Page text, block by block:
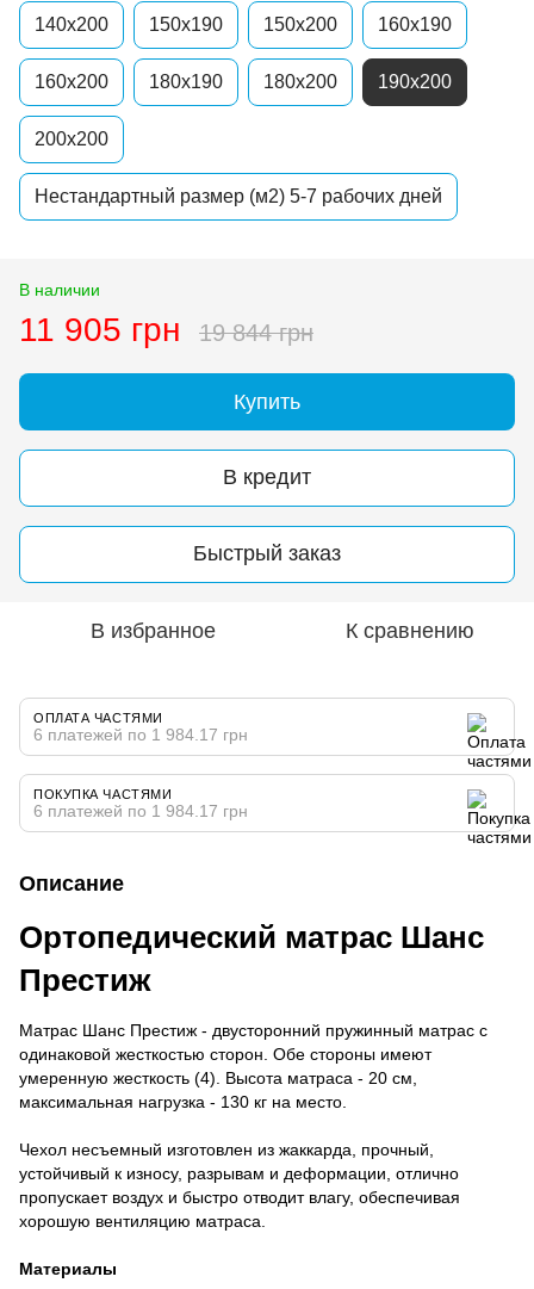
140x200 150x190 150x200 160x190
160x200 180x190 180x200 190х200
200x200
Нестандартный размер (м2) 5-7 рабочих дней
В наличии
11 905 грн 19 844 грн
Купить
В кредит
Быстрый заказ
В избранное К сравнению
ОПЛАТА ЧАСТЯМИ
6 платежей по 1 984.17 грн
ПОКУПКА ЧАСТЯМИ
6 платежей по 1 984.17 грн
Описание
Ортопедический матрас Шанс
Престиж
Матрас Шанс Престиж - двусторонний пружинный матрас с
одинаковой жесткостью сторон. Обе стороны имеют
умеренную жесткость (4). Высота матраса - 20 см,
максимальная нагрузка - 130 кг на место.
Чехол несъемный изготовлен из жаккарда, прочный,
устойчивый к износу, разрывам и деформации, отлично
пропускает воздух и быстро отводит влагу, обеспечивая
хорошую вентиляцию матраса.
Материалы